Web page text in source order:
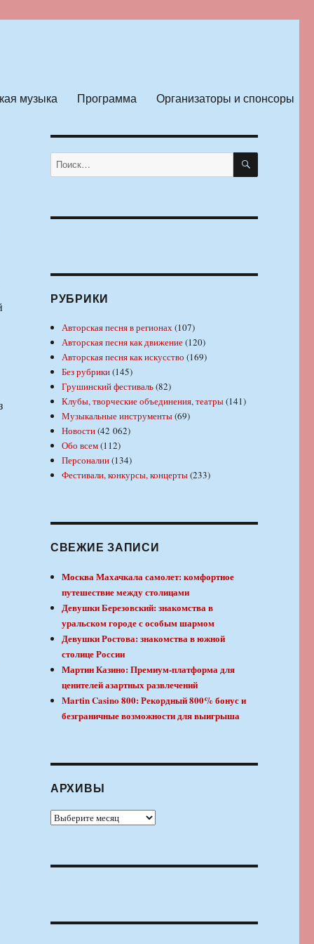
музыка Программа Организаторы и спонсоры
Искать: ПОИСК
РУБРИКИ
Авторская песня в регионах(107)
Авторская песня как движение(120)
Авторская песня как искусство (169)
Без рубрики(145)
Грушинский фестиваль(82)
Клубы, творческие объединения, театры(141)
Музыкальные инструменты(69)
Новости(42 062)
Обо всем(112)
Персоналии(134)
Фестивали, конкурсы, концерты(233)
СВЕЖИЕ ЗАПИСИ
Москва Махачкала самолет: комфортное
путешествие между столицами
Девушки Березовский: знакомства в
уральском городе с особым шармом
Девушки Ростова: знакомства в южной
столице России
Мартин Казино: Премиум-платформа для
ценителей азартных развлечений
Martin Casino 800: Рекордный 800% бонус и
безграничные возможности для выигрыша
АРХИВЫ
Архивы